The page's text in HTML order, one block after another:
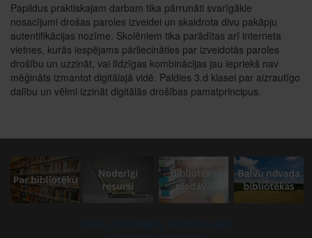
Papildus praktiskajam darbam tika pārrunāti svarīgākie
nosacījumi drošas paroles izveidei un skaidrota divu pakāpju
autentifikācijas nozīme. Skolēniem tika parādītas arī interneta
vietnes, kurās iespējams pārliecināties par izveidotās paroles
drošību un uzzināt, vai līdzīgas kombinācijas jau iepriekš nav
mēģināts izmantot digitālajā vidē. Paldies 3.d klasei par aizrautīgo
dalību un vēlmi izzināt digitālās drošības pamatprincipus.